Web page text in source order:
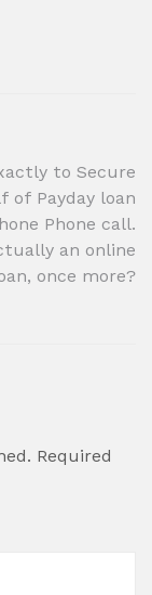
to Secure
of Payday loan
Phone call.
an online
once more?
Required